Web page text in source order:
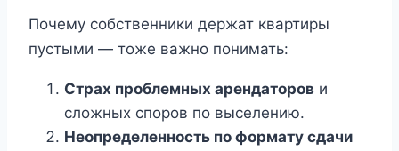
Почему собственники держат квартиры
пустыми — тоже важно понимать:
Страх проблемных арендаторов и
сложных споров по выселению.
Неопределенность по формату сдачи